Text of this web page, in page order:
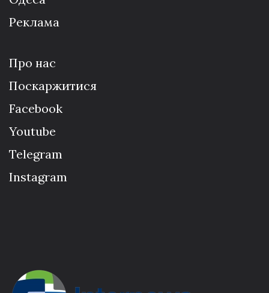
Реклама
Про нас
Поскаржитися
Facebook
Youtube
Telegram
Instagram